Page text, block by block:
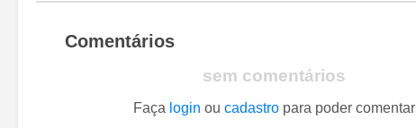
Comentários
sem comentários
Faça login ou cadastropara poder comentar